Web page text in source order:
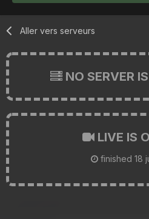
Aller vers serveurs
NO SERVER
LIVE IS
finished 18